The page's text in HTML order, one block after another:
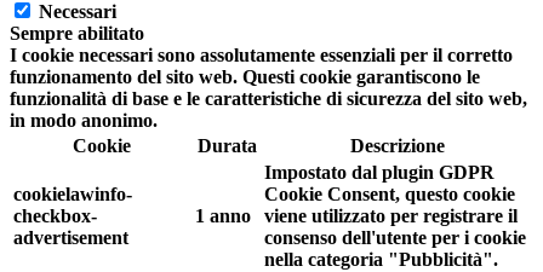
Necessari
Sempre abilitato
I cookie necessari sono assolutamente essenziali per il corretto
funzionamento del sito web. Questi cookie garantiscono le
funzionalità di base e le caratteristiche di sicurezza del sito web,
in modo anonimo.
Cookie
Durata Descrizione
cookielawinfo-
checkbox-
advertisement
1 anno
Impostato dal plugin GDPR
Cookie Consent, questo cookie
viene utilizzato per registrare il
consenso dell'utente per i cookie
nella categoria "Pubblicità".